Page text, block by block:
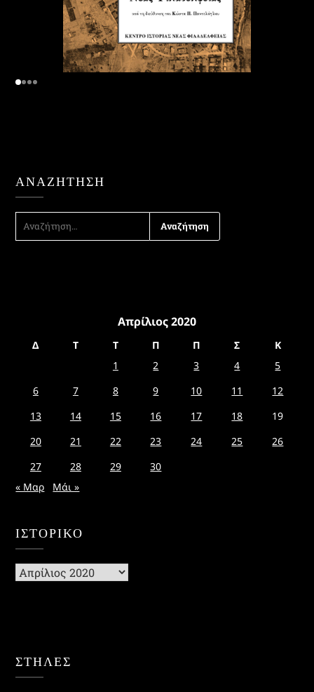
ΑΝΑΖΉΤΗΣΗ
ΑΝΑΖΉΤΗΣΗ
ΓΙΑ:
Απρίλιος 2020
Δ Τ Τ Π Π Σ
Κ
1
2 3 4
5
6
7 8 9 10 11
12
13
14 15 16 17 18
19
20
21 22 23 24 25
26
27
28 29
30
« Μαρ
Μάι »
ΙΣΤΟΡΙΚΌ
Ιστορικό
ΣΤΗΛΕΣ